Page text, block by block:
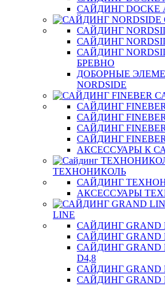
САЙДИНГ
САЙДИНГ
САЙДИНГ
САЙДИНГ
БРЕВНО
ДОБОРНЫЕ
NORDSIDE
САЙДИНГ
САЙДИНГ
САЙДИНГ
САЙДИНГ
АКСЕССУАРЫ К
ТЕХНОНИКОЛЬ
САЙДИНГ
АКСЕССУАРЫ
LINE
САЙДИНГ GRAND
САЙДИНГ GRAND
САЙДИНГ GRAND
D4,8
САЙДИНГ GRAND
САЙДИНГ GRAND